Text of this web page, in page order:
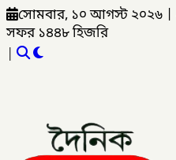
সোমবার, ১০ আগস্ট ২০২৬
সফর ১৪৪৮ হিজরি
|